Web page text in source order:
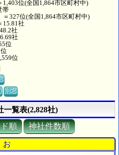
1,403位(全国1,864市区町村中)
帯
＝327位(全国1,864市区町村中)
15.81社
社
社
位
位
別窓
一覧表(2,828社)
順 神社件数順
お